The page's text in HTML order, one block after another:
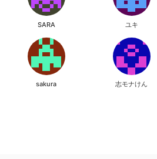
SARA ユキ
sakura 志モナけん